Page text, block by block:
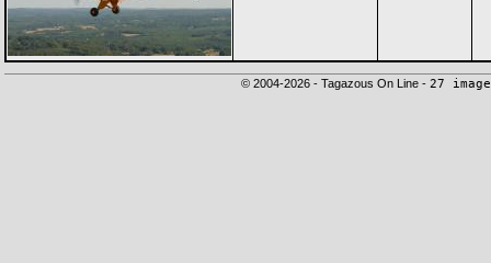
© 2004-2026 - Tagazous On Line - 27